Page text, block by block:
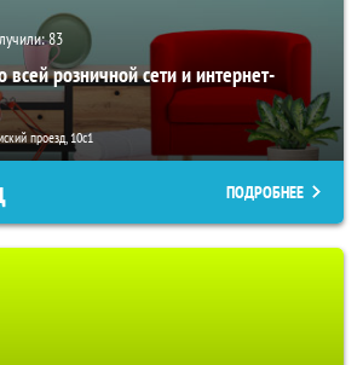
83
розничной сети и интернет-
проезд, 10с1
ПОДРОБНЕЕ